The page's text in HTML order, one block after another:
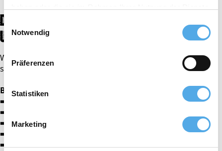
Einwilligungsauswahl
Notwendig
Präferenzen
Statistiken
Marketing
WICHTIGSTEN ERKENNTNISSE FÜR
Wenn Unternehmen einen gebrauchten Stapler kaufen,
sollten sie nicht nur auf technische Daten achten.
Besonders wichtig sind:
➡️
➡️
➡️
dokumentierte Wartungen
➡️
➡️nachvollziehbarer technischer Zustand